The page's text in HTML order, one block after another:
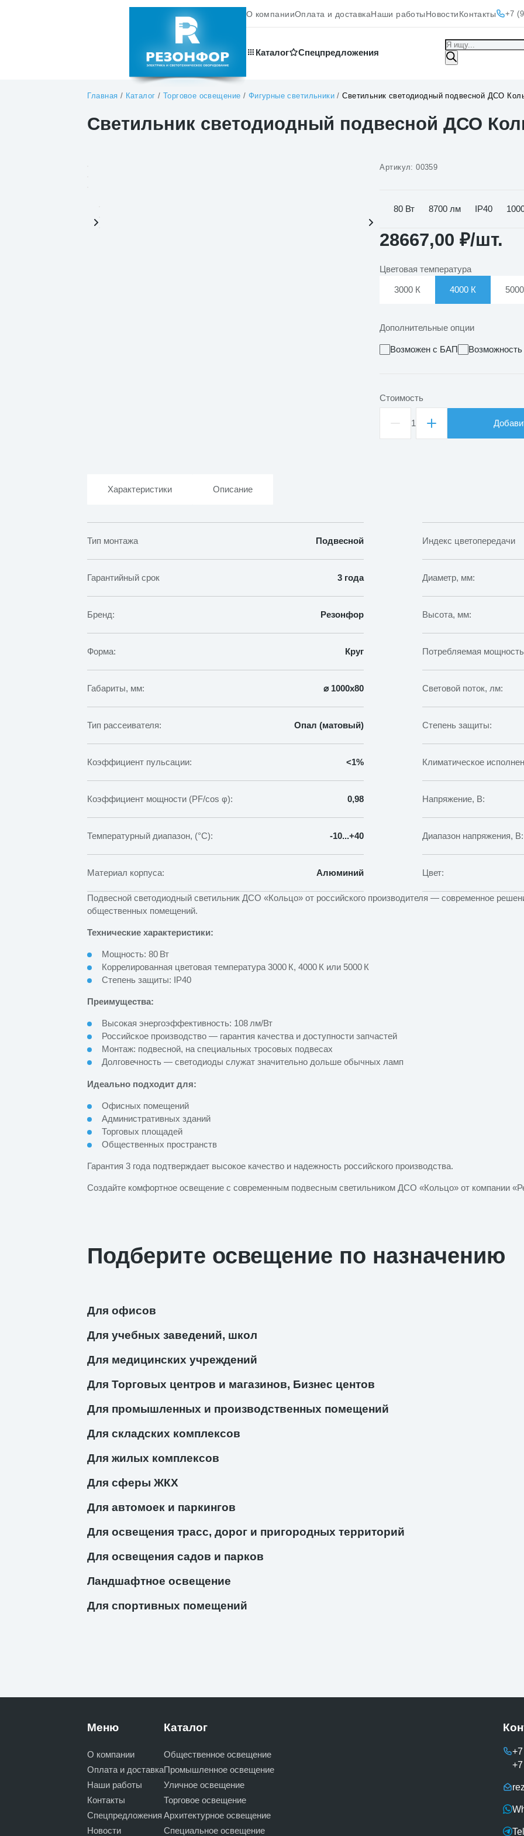
О компанииОплата и доставкаНаши работыНовостиКонтакты +7
Каталог Cпецпредложения
Поиск
товаров
Главная / Каталог / Торговое освещение / Фигурные светильники /Светильник светодиодный подвесной ДСО
Светильник светодиодный подвесной ДСО
Артикул:00359
80 Вт 8700 лм IP40
28667,00₽/шт.
Цветовая температура
3000 К 4000 К
Дополнительные опции
Возможен с БАП
Стоимость
Количество
товара
1
Характеристики Описание
Тип монтажа Подвесной Индекс цветопередачи
Гарантийный срок 3 года Диаметр, мм:
Бренд: Резонфор Высота, мм:
Форма: Круг Потребляемая
Габариты, мм: ⌀ 1000х80 Световой поток, лм:
Тип рассеивателя: Опал (матовый) Степень защиты:
Коэффициент пульсации: <1% Климатическое
Коэффициент мощности (PF/cos φ): 0,98 Напряжение, В:
Температурный диапазон, (°C): -10...+40 Диапазон напряжения, В:
Материал корпуса: Алюминий Цвет:
Подвесной светодиодный светильник ДСО «Кольцо» от российского производителя — современное
общественных помещений.
Технические характеристики:
Мощность: 80 Вт
Коррелированная цветовая температура 3000 К, 4000 К или 5000 К
Степень защиты: IP40
Преимущества:
Высокая энергоэффективность: 108 лм/Вт
Российское производство — гарантия качества и доступности запчастей
Монтаж: подвесной, на специальных тросовых подвесах
Долговечность — светодиоды служат значительно дольше обычных ламп
Идеально подходит для:
Офисных помещений
Административных зданий
Торговых площадей
Общественных пространств
Гарантия 3 года подтверждает высокое качество и надежность российского производства.
Создайте комфортное освещение с современным подвесным светильником ДСО «Кольцо» от компании
Подберите освещение по назначению
Для офисов
Для учебных заведений, школ
Для медицинских учреждений
Для Торговых центров и магазинов, Бизнес центов
Для промышленных и производственных помещений
Для складских комплексов
Для жилых комплексов
Для сферы ЖКХ
Для автомоек и паркингов
Для освещения трасс, дорог и пригородных территорий
Для освещения садов и парков
Ландшафтное освещение
Для спортивных помещений
Меню
О компании
Оплата и доставка
Наши работы
Контакты
Спецпредложения
Новости
Каталог
Общественное освещение
Промышленное освещение
Уличное освещение
Торговое освещение
Архитектурное освещение
Специальное освещение